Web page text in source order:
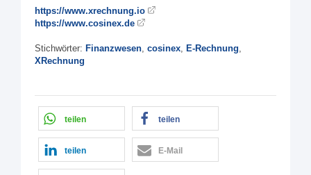
https://www.xrechnung.io
https://www.cosinex.de
Stichwörter: Finanzwesen, cosinex, E-Rechnung,
XRechnung
teilen teilen
teilen E-Mail